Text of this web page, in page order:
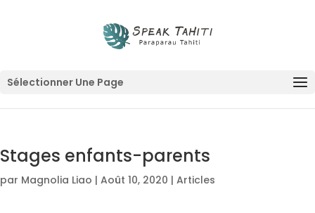
Sélectionner Une Page
Stages enfants-parents
par Magnolia Liao | Août 10, 2020 | Articles